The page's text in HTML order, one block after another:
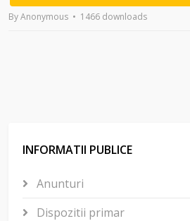
ByAnonymous 1466 downloads
INFORMATII PUBLICE
Anunturi
Dispozitii primar